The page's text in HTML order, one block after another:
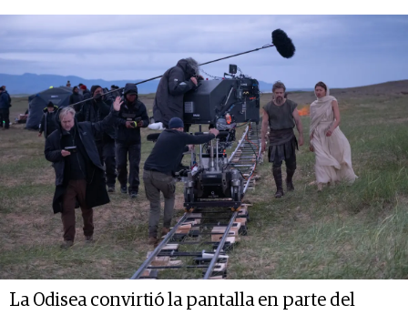
La Odisea convirtió la pantalla en parte del